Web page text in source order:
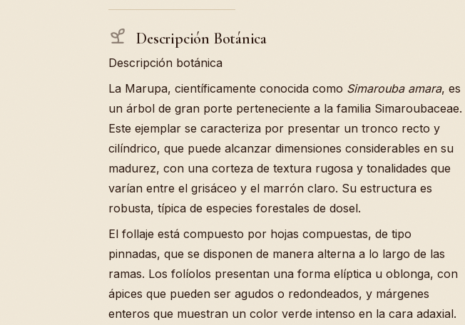
Descripción Botánica
Descripción botánica
La Marupa, científicamente conocida como Simarouba amara, es
un árbol de gran porte perteneciente a la familia Simaroubaceae.
Este ejemplar se caracteriza por presentar un tronco recto y
cilíndrico, que puede alcanzar dimensiones considerables en su
madurez, con una corteza de textura rugosa y tonalidades que
varían entre el grisáceo y el marrón claro. Su estructura es
robusta, típica de especies forestales de dosel.
El follaje está compuesto por hojas compuestas, de tipo
pinnadas, que se disponen de manera alterna a lo largo de las
ramas. Los folíolos presentan una forma elíptica u oblonga, con
ápices que pueden ser agudos o redondeados, y márgenes
enteros que muestran un color verde intenso en la cara adaxial.